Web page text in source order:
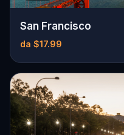
San Francisco
da $17.99